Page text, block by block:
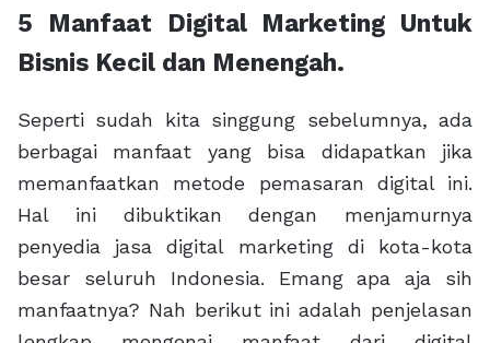
5 Manfaat Digital Marketing Untuk
Bisnis Kecil dan Menengah.
Seperti sudah kita singgung sebelumnya, ada
berbagai manfaat yang bisa didapatkan jika
memanfaatkan metode pemasaran digital ini.
Hal ini dibuktikan dengan menjamurnya
penyedia jasa digital marketing di kota-kota
besar seluruh Indonesia. Emang apa aja sih
manfaatnya? Nah berikut ini adalah penjelasan